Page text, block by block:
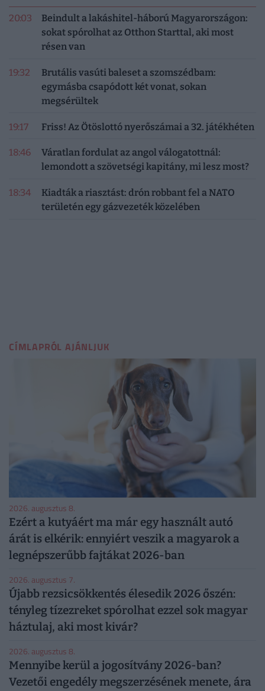
20:03
Beindult a lakáshitel-háború Magyarországon:
sokat spórolhat az Otthon Starttal, aki most
résen van
19:32
Brutális vasúti baleset a szomszédbam:
egymásba csapódott két vonat, sokan
megsérültek
19:17 Friss! Az Ötöslottó nyerőszámai a 32. játékhéten
18:46
Váratlan fordulat az angol válogatottnál:
lemondott a szövetségi kapitány, mi lesz most?
18:34
Kiadták a riasztást: drón robbant fel a NATO
területén egy gázvezeték közelében
CÍMLAPRÓL AJÁNLJUK
2026. augusztus 8.
Ezért a kutyáért ma már egy használt autó
árát is elkérik: ennyiért veszik a magyarok a
legnépszerűbb fajtákat 2026-ban
2026. augusztus 7.
Újabb rezsicsökkentés élesedik 2026 őszén:
tényleg tízezreket spórolhat ezzel sok magyar
háztulaj, aki most kivár?
2026. augusztus 8.
Mennyibe kerül a jogosítvány 2026-ban?
Vezetői engedély megszerzésének menete, ára